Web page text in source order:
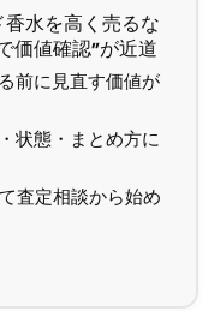
水を高く売るな
価値確認”が近道
前に見直す価値が
状態・まとめ方に
査定相談から始め